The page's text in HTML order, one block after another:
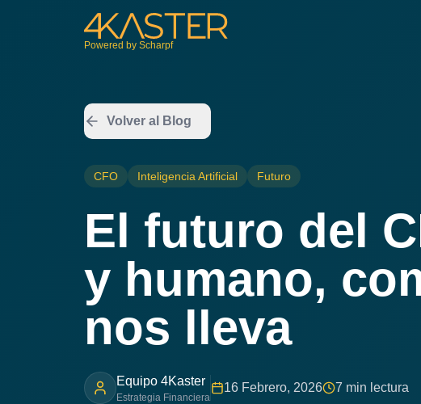
Powered by Scharpf
Volver al Blog
CFO Inteligencia Artificial Futuro
El futuro del
y humano,
nos lleva
Equipo 4Kaster
Estrategia Financiera
16 Febrero, 2026 7 min lectura